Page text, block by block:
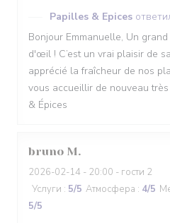
Papilles & Epices
Bonjour Emmanuelle, Un
d'œil ! C’est un vrai plaisir de
apprécié la fraîcheur de nos
vous accueillir de nouveau
& Épices
bruno M
2026-02-14 - 20:00 - гости 2
Услуги : 5/5 Атмосфера : 4/5
5/5